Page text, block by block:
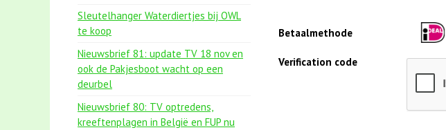
Betaalmethode
Verification code
Sleutelhanger Waterdiertjes bij OWL
te koop
Nieuwsbrief 81: update TV 18 nov en
ook de Pakjesboot wacht op een
deurbel
Nieuwsbrief 80: TV optredens,
kreeftenplagen in België en FUP nu